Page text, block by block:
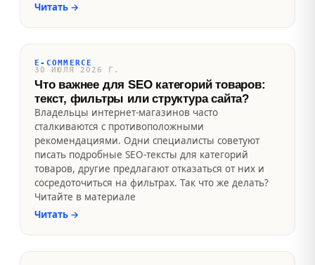
Читать →
E-COMMERCE
30 ИЮЛЯ 2026 Г.
Что важнее для SEO категорий товаров:
текст, фильтры или структура сайта?
Владельцы интернет-магазинов часто
сталкиваются с противоположными
рекомендациями. Одни специалисты советуют
писать подробные SEO-тексты для категорий
товаров, другие предлагают отказаться от них и
сосредоточиться на фильтрах. Так что же делать?
Читайте в материале
Читать →